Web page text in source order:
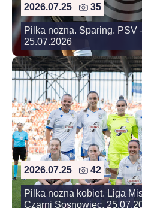
2026.07.25 35
Pilka nozna. Sparing. PSV
25.07.2026
2026.07.25 42
Pilka nozna kobiet. Liga
Czarni Sosnowiec.